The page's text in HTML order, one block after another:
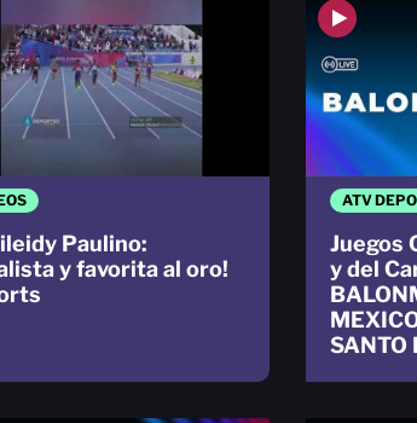
Paulino:
y favorita al oro!
ATV
Juegos
y del
SANTO